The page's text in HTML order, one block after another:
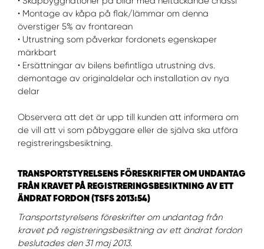
• Montage av kåpa på flak/lämmar om denna
överstiger 5% av frontarean
• Utrustning som påverkar fordonets egenskaper
märkbart
• Ersättningar av bilens befintliga utrustning dvs.
demontage av originaldelar och installation av nya
delar
Observera att det är upp till kunden att informera om
de vill att vi som påbyggare eller de själva ska utföra
registreringsbesiktning.
TRANSPORTSTYRELSENS FÖRESKRIFTER OM UNDANTAG
FRÅN KRAVET PÅ REGISTRERINGSBESIKTNING AV ETT
ÄNDRAT FORDON (TSFS 2013:54)
Transportstyrelsens föreskrifter om undantag från
kravet på registreringsbesiktning av ett ändrat fordon
beslutades den 31 maj 2013.